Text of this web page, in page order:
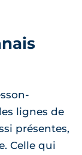
lignes de
présentes,
Celle qui